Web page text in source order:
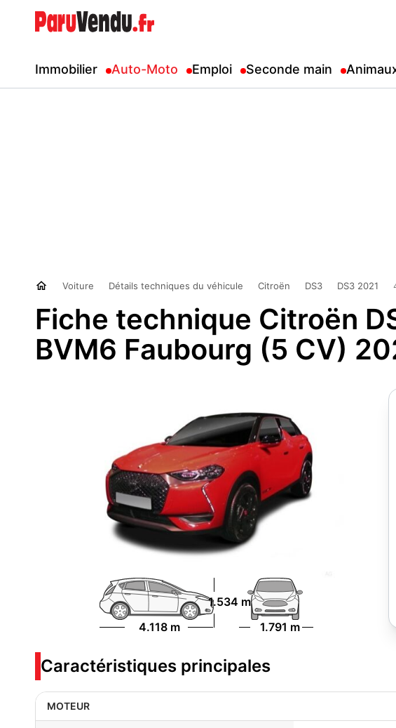
Immobilier Auto-Moto Emploi Seconde main
Voiture Détails techniques du véhicule Citroën DS3 DS3 2021
Fiche technique Citroën
BVM6 Faubourg (5 CV)
4.118 m 1.791 m
1.534 m
Caractéristiques principales
MOTEUR